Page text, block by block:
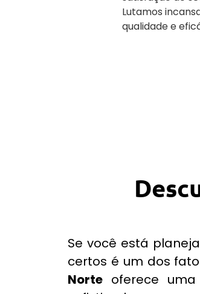
Lutamos
qualidade e
Se você está
certos é um dos
Norte oferece